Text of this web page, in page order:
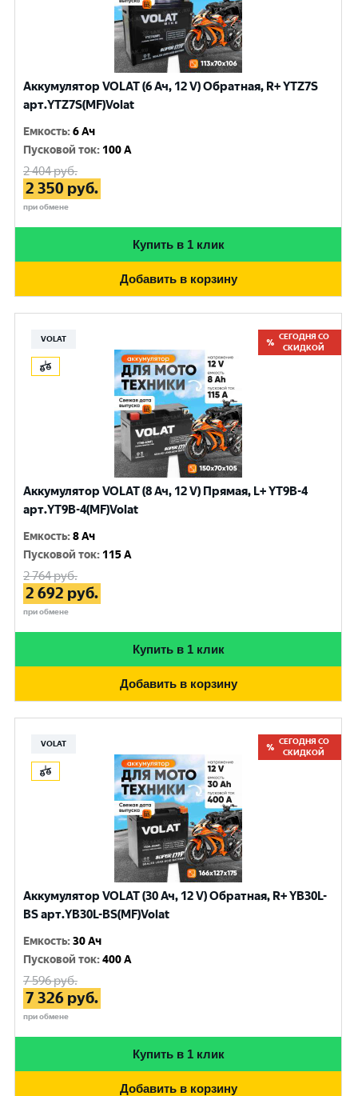
Аккумулятор VOLAT (6 Ач, 12 V) Обратная, R+ YTZ7S
арт.YTZ7S(MF)Volat
Емкость:6 Ач
Пусковой ток: 100 A
2 404руб.
2 350 руб.
при обмене
Купить в 1 клик
Добавить в корзину
VOLAT
СЕГОДНЯ СО
СКИДКОЙ
Аккумулятор VOLAT (8 Ач, 12 V) Прямая, L+ YT9B-4
арт.YT9B-4(MF)Volat
Емкость:8 Ач
Пусковой ток: 115 A
2 764руб.
2 692 руб.
при обмене
Купить в 1 клик
Добавить в корзину
VOLAT
СЕГОДНЯ СО
СКИДКОЙ
Аккумулятор VOLAT (30 Ач, 12 V) Обратная, R+ YB30L-
BS арт.YB30L-BS(MF)Volat
Емкость:30 Ач
Пусковой ток:400 A
7 596руб.
7 326 руб.
при обмене
Купить в 1 клик
Добавить в корзину